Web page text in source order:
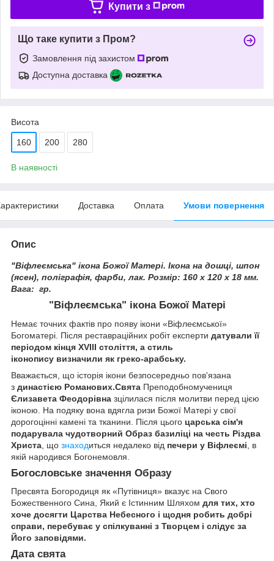
Купити з
Що таке купити з Пром?
Замовлення під захистом
Доступна доставка
Висота
160 200 280
В наявності
Доставка Оплата Умови повернення
Опис
"Віфлеємська" ікона Божої Матері. Ікона на дошці, шпон
(ясен), поліграфія, фарби, лак. Розмір: 160 х 120 х 18 мм.
Вага: гр.
"Віфлеємська" ікона Божої Матері
Немає точних фактів про появу ікони «Віфлеємської»
Богоматері. Після реставраційних робіт експерти датували її
періодом кінця ХVIII століття, а стиль
іконопису визначили як греко-арабську.
Вважається, що історія ікони безпосередньо пов'язана
з династією Романових.Свята Преподобномучениця
Єлизавета Феодорівна зцілилася після молитви перед цією
іконою. На подяку вона вдягла ризи Божої Матері у свої
дорогоцінні камені та тканини. Після цього царська сім'я
подарувала чудотворний Образ базиліці на честь Різдва
Христа , що знаходиться недалеко від печери у Віфлеємі , в
якій народився Богонемовля.
Богословське значення Образу
Пресвята Богородиця як «Путівниця» вказує на Свого
Божественного Сина, Який є Істинним Шляхом для тих, хто
хоче досягти Царства Небесного і щодня робить добрі
справи, перебуває у спілкуванні з Творцем і слідує за
Його заповідями.
Дата свята